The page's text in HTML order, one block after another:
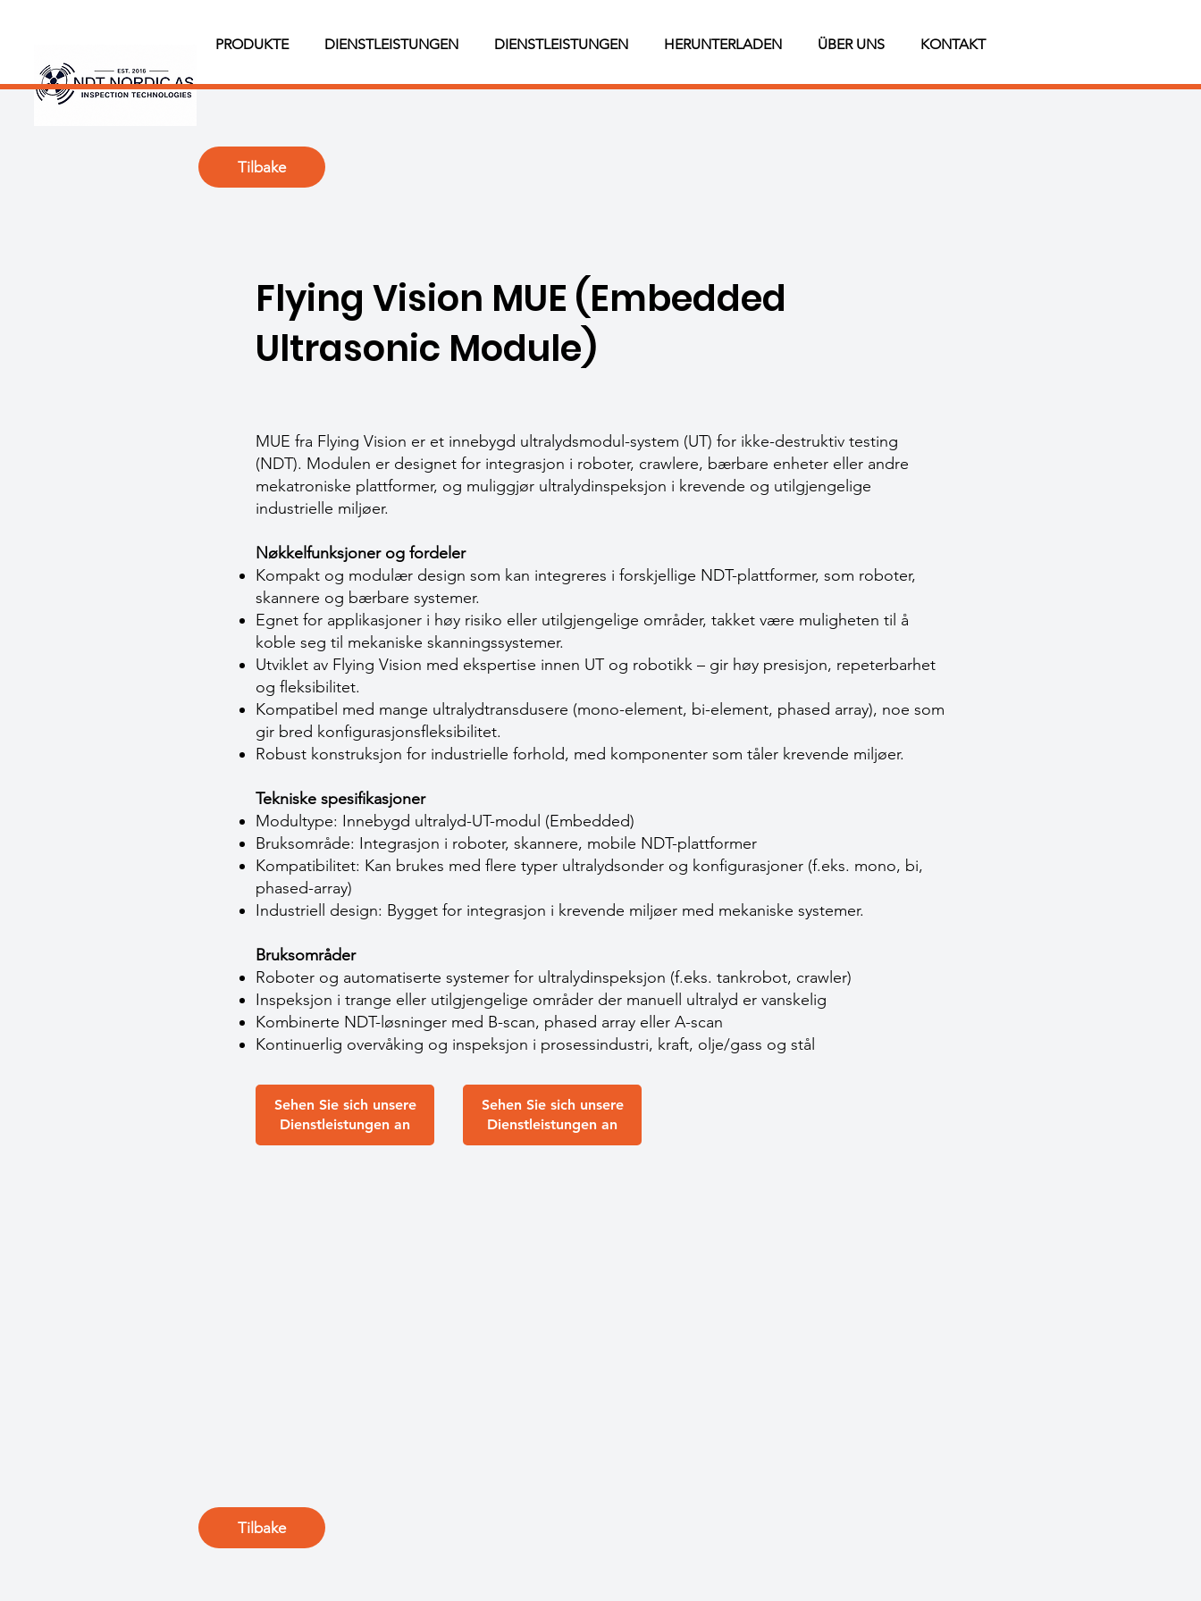
PRODUKTE DIENSTLEISTUNGEN HERUNTERLADEN ÜBER UNS KONTAKT
DIENSTLEISTUNGEN
Tilbake
Flying Vision MUE (Embedded
Ultrasonic Module)
MUE fra Flying Vision er et innebygd ultralydsmodul-system (UT) for ikke-destruktiv testing
(NDT). Modulen er designet for integrasjon i roboter, crawlere, bærbare enheter eller andre
mekatroniske plattformer, og muliggjør ultralydinspeksjon i krevende og utilgjengelige
industrielle miljøer.
Nøkkelfunksjoner og fordeler
Kompakt og modulær design som kan integreres i forskjellige NDT-plattformer, som roboter,
skannere og bærbare systemer.
Egnet for applikasjoner i høy risiko eller utilgjengelige områder, takket være muligheten til å
koble seg til mekaniske skanningssystemer.
Utviklet av Flying Vision med ekspertise innen UT og robotikk – gir høy presisjon, repeterbarhet
og fleksibilitet.
Kompatibel med mange ultralydtransdusere (mono-element, bi-element, phased array), noe som
gir bred konfigurasjonsfleksibilitet.
Robust konstruksjon for industrielle forhold, med komponenter som tåler krevende miljøer.
Tekniske spesifikasjoner
Modultype: Innebygd ultralyd-UT-modul (Embedded)
Bruksområde: Integrasjon i roboter, skannere, mobile NDT-plattformer
Kompatibilitet: Kan brukes med flere typer ultralydsonder og konfigurasjoner (f.eks. mono, bi,
phased-array)
Industriell design: Bygget for integrasjon i krevende miljøer med mekaniske systemer.
Bruksområder
Roboter og automatiserte systemer for ultralydinspeksjon (f.eks. tankrobot, crawler)
Inspeksjon i trange eller utilgjengelige områder der manuell ultralyd er vanskelig
Kombinerte NDT-løsninger med B-scan, phased array eller A-scan
Kontinuerlig overvåking og inspeksjon i prosessindustri, kraft, olje/gass og stål
Sehen Sie sich unsere
Dienstleistungen an
Sehen Sie sich unsere
Dienstleistungen an
Tilbake